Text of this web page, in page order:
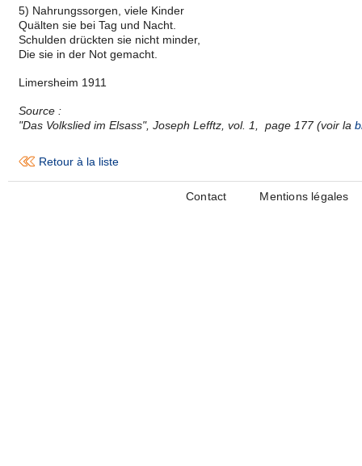
5) Nahrungssorgen, viele Kinder
Quälten sie bei Tag und Nacht.
Schulden drückten sie nicht minder,
Die sie in der Not gemacht.
Limersheim 1911
Source :
"Das Volkslied im Elsass", Joseph Lefftz, vol. 1, page 177 (voir la
Retour à la liste
Contact Mentions légales